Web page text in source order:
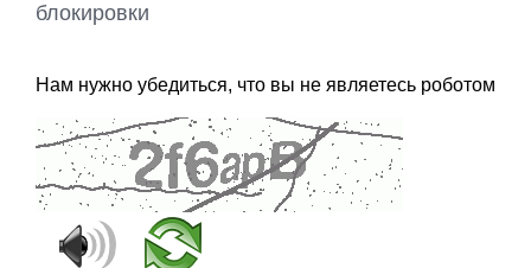
блокировки
Нам нужно убедиться, что вы не являетесь роботом